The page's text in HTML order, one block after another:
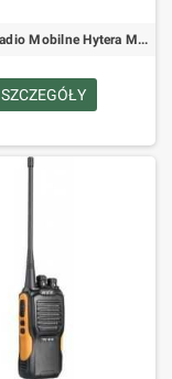
Cyfrowe Radio Mobilne Hytera MD785/MD785G
SZCZEGÓŁY